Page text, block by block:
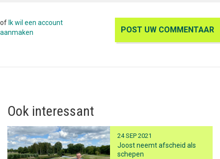
of Ik wil een account
aanmaken
Ook interessant
24 SEP 2021
Joost neemt afscheid als
schepen